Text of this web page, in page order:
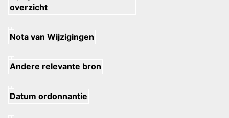
overzicht
Nota van Wijzigingen
Andere relevante bron
Datum ordonnantie